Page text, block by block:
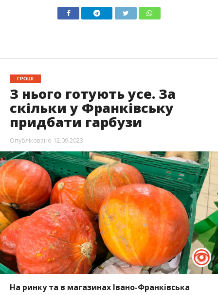
ГРОШІ
З нього готують усе. За
скільки у Франківську
придбати гарбузи
Опубліковано 12.09.2023
На ринку та в магазинах Івано-Франківська